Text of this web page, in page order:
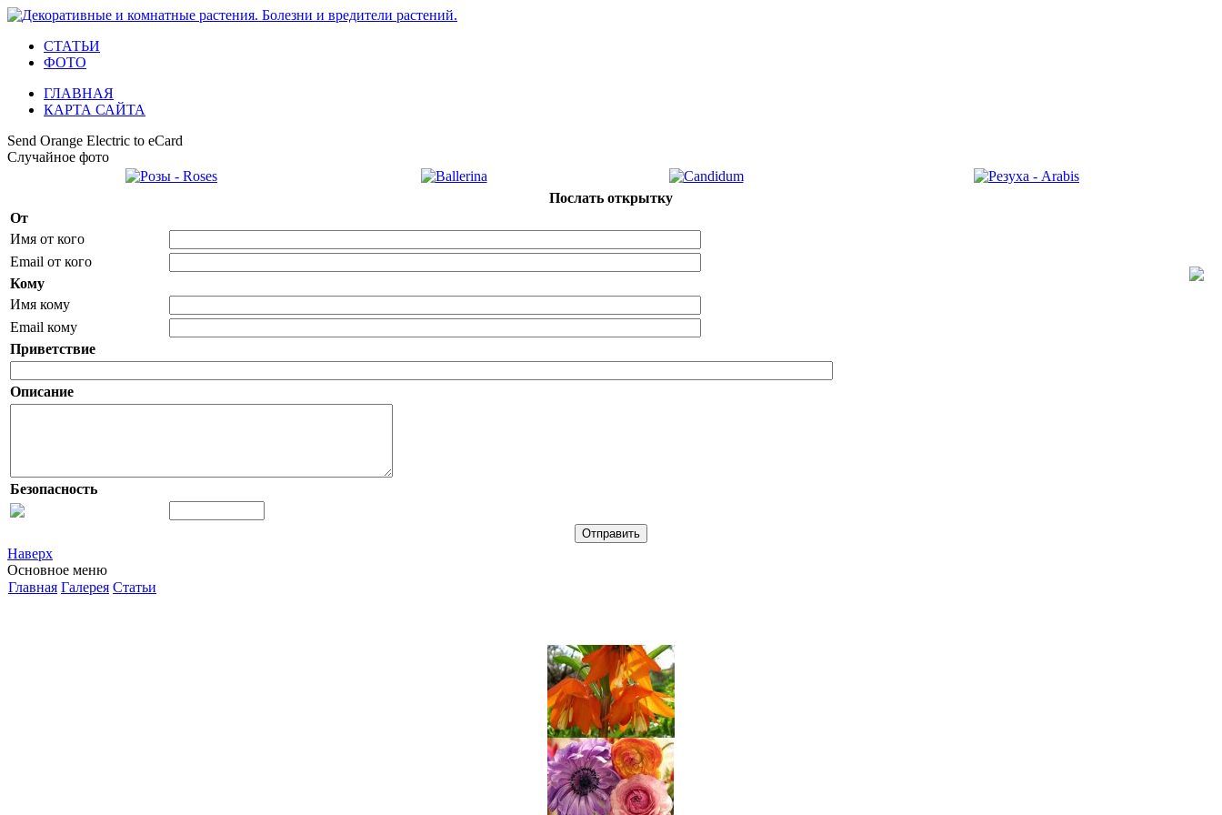
СТАТЬИ
ФОТО
ГЛАВНАЯ
КАРТА САЙТА
Send Orange Electric to eCard
Случайное фото
Послать открытку
От
Имя от кого
Email от кого
Кому
Имя кому
Email кому
Приветствие
Описание
Безопасность
Наверх
Основное меню
Главная Галерея Статьи